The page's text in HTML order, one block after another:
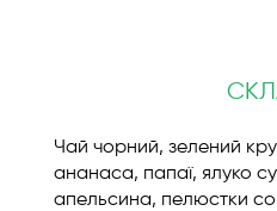
Чай чорний, зелений
ананаса, папаї, ялуко
апельсина, пелюстки